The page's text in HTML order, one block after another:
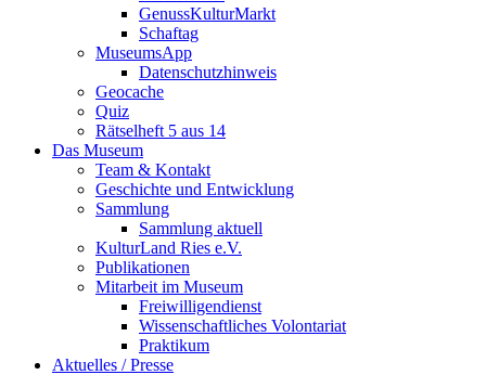
GenussKulturMarkt
Schaftag
MuseumsApp
Datenschutzhinweis
Geocache
Quiz
Rätselheft 5 aus 14
Das Museum
Team & Kontakt
Geschichte und Entwicklung
Sammlung
Sammlung aktuell
KulturLand Ries e.V.
Publikationen
Mitarbeit im Museum
Freiwilligendienst
Wissenschaftliches Volontariat
Praktikum
Aktuelles / Presse